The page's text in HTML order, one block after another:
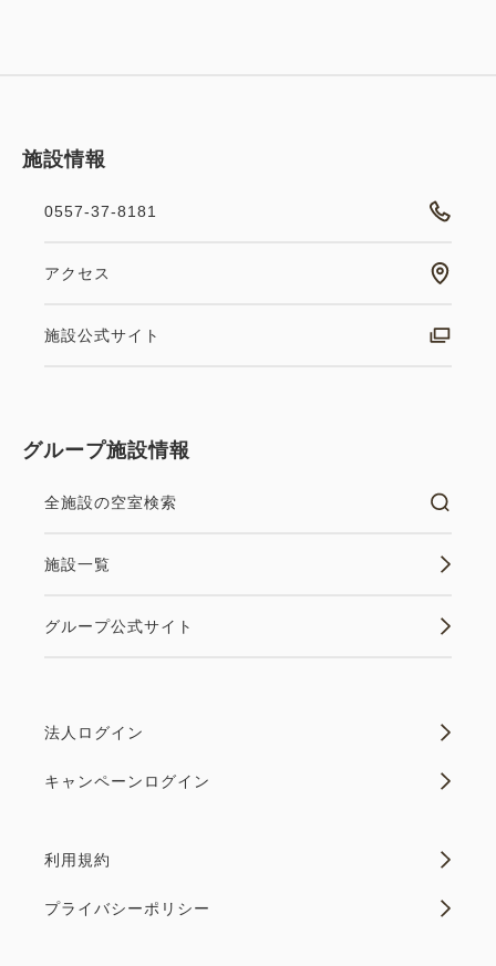
施設情報
0557-37-8181
アクセス
施設公式サイト
グループ施設情報
全施設の空室検索
施設一覧
グループ公式サイト
法人ログイン
キャンペーンログイン
利用規約
プライバシーポリシー